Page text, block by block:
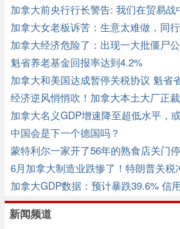
加拿大前央行行长警告: 我们在贸易战
加拿大女老板诉苦：生意太难做，同
加拿大经济危险了：出现一大批僵尸
魁省养老基金回报率达到4.2%
加拿大和美国达成暂停关税协议 魁省
它机会
经济逆风悄悄吹！加拿大本土大厂正
模
加拿大名义GDP增速降至超低水平，
中国会是下一个德国吗？
蒙特利尔一家开了56年的熟食店关门
6月加拿大制造业跌惨了！特朗普关税
加拿大GDP数据：预计暴跌39.6% 信
新闻频道